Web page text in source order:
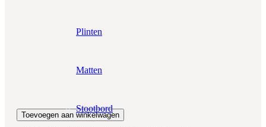
Plinten
Matten
Stootbord
Toevoegen aan winkelwagen